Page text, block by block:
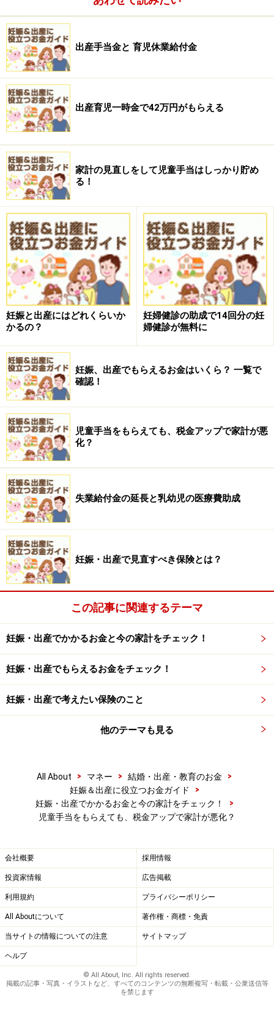
出産手当金と 育児休業給付金
出産育児一時金で42万円がもらえる
家計の見直しをして児童手当はしっかり貯め
る！
妊娠と出産にはどれくらいか
かるの？
妊婦健診の助成で14回分の妊
婦健診が無料に
妊娠、出産でもらえるお金はいくら？ 一覧で
確認！
児童手当をもらえても、税金アップで家計が悪
化？
失業給付金の延長と乳幼児の医療費助成
妊娠・出産で見直すべき保険とは？
この記事に関連するテーマ
妊娠・出産でかかるお金と今の家計をチェック！
妊娠・出産でもらえるお金をチェック！
妊娠・出産で考えたい保険のこと
他のテーマも見る
All About > マネー > 結婚・出産・教育のお金
>
妊娠＆出産に役立つお金ガイド
>
妊娠・出産でかかるお金と今の家計をチェック！
>
児童手当をもらえても、税金アップで家計が悪化？
会社概要 採用情報
投資家情報 広告掲載
利用規約 プライバシーポリシー
All Aboutについて 著作権・商標・免責
当サイトの情報についての注意 サイトマップ
ヘルプ
© All About, Inc. All rights reserved.
掲載の記事・写真・イラストなど、すべてのコンテンツの無断複写・転載・公衆送信等
を禁じます